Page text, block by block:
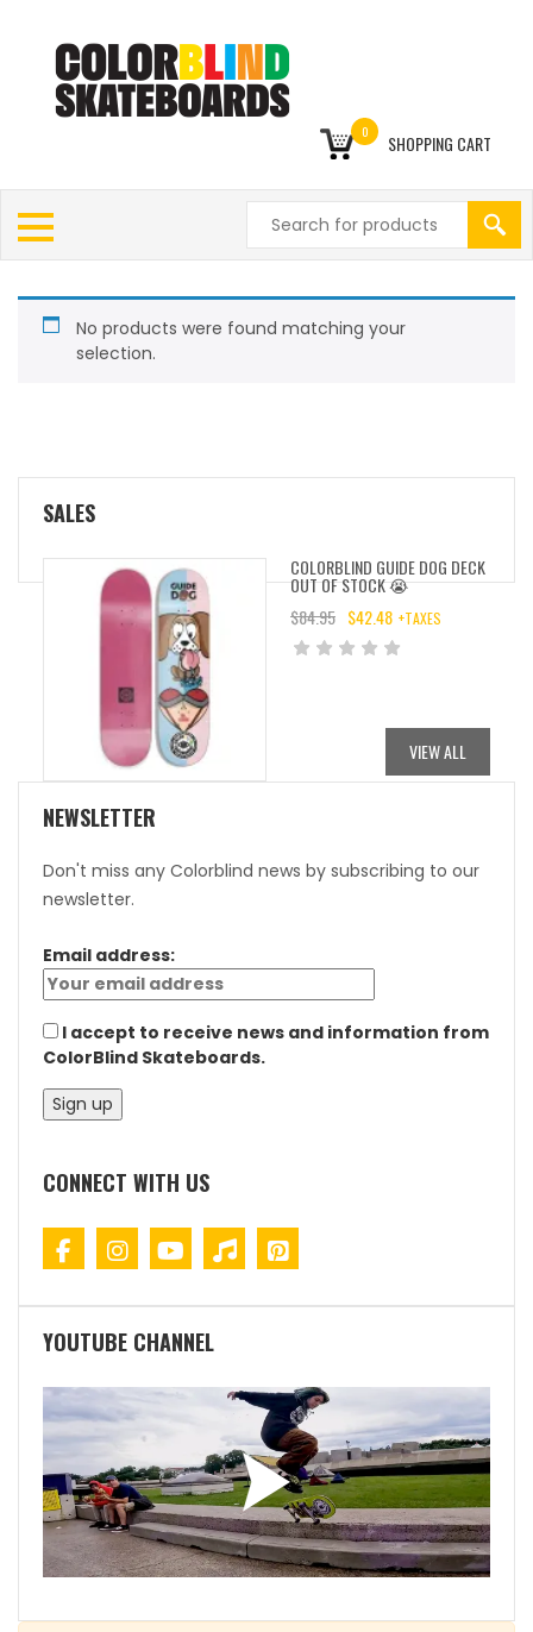
0 SHOPPING CART
No products were found matching your
selection.
SALES
COLORBLIND GUIDE DOG DECK
OUT OF STOCK 😭
$84.95
ORIGINAL
$42.48
CURRENT
+TAXES
VIEW ALL
NEWSLETTER
Don't miss any Colorblind news by subscribing to our
newsletter.
Email address:
I accept to receive news and information from
ColorBlind Skateboards.
CONNECT WITH US
YOUTUBE CHANNEL